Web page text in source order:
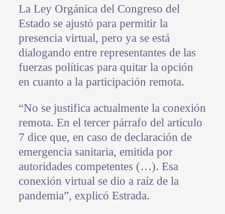
La Ley Orgánica del Congreso del
Estado se ajustó para permitir la
presencia virtual, pero ya se está
dialogando entre representantes de las
fuerzas políticas para quitar la opción
en cuanto a la participación remota.
“No se justifica actualmente la conexión
remota. En el tercer párrafo del artículo
7 dice que, en caso de declaración de
emergencia sanitaria, emitida por
autoridades competentes (…). Esa
conexión virtual se dio a raíz de la
pandemia”, explicó Estrada.